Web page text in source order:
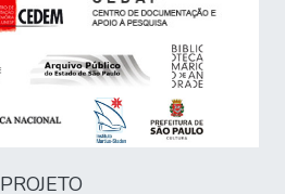
PROJETO